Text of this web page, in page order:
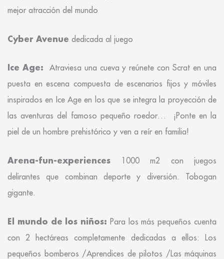
mejor atracción del mundo
Cyber Avenue dedicada al juego
Ice Age: Atraviesa una cueva y reúnete con Scrat en una
puesta en escena compuesta de escenarios fijos y móviles
inspirados en Ice Age en los que se integra la proyección de
las aventuras del famoso pequeño roedor… ¡Ponte en la
piel de un hombre prehistórico y ven a reír en familia!
Arena-fun-experiences 1000 m2 con juegos
delirantes que combinan deporte y diversión. Tobogan
gigante.
El mundo de los niños: Para los más pequeños cuenta
con 2 hectáreas completamente dedicadas a ellos: Los
pequeños bomberos /Aprendices de pilotos /Las máquinas